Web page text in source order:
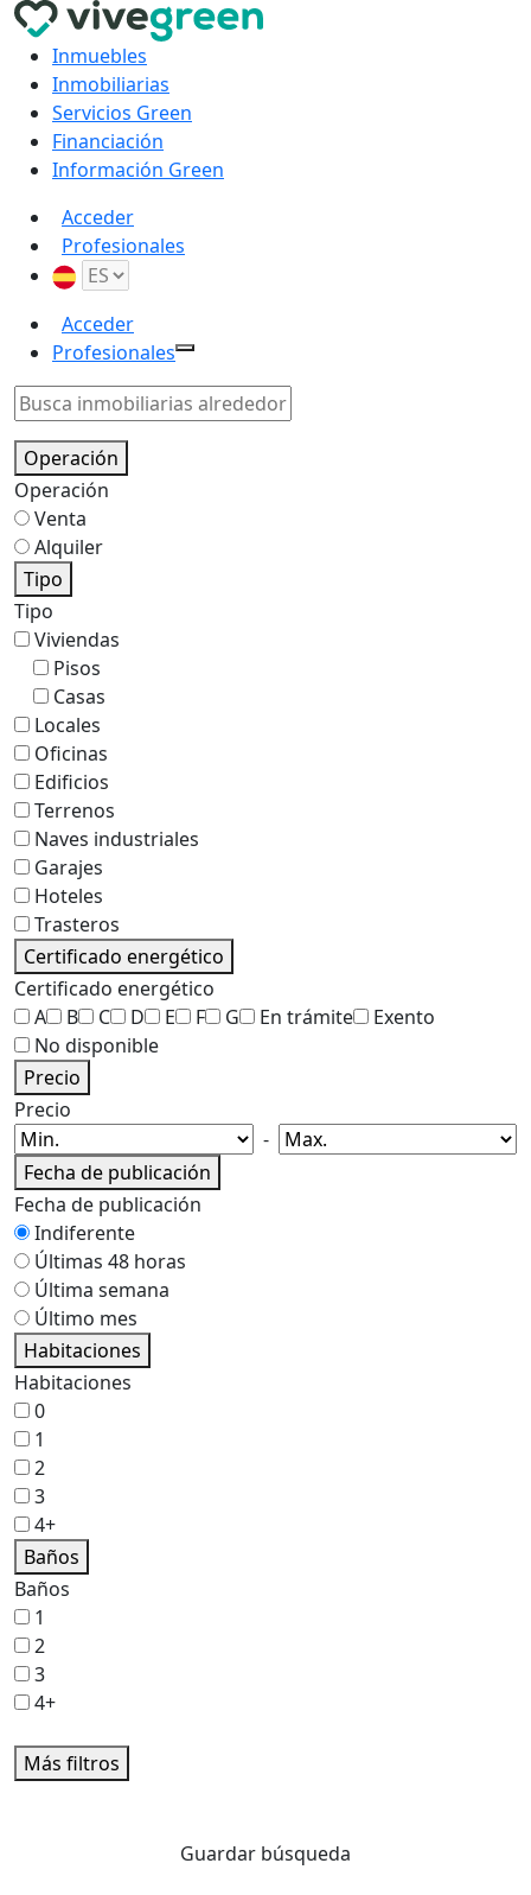
Inmuebles
Inmobiliarias
Servicios Green
Financiación
Información Green
Acceder
Profesionales
Acceder
Profesionales
Operación
Operación
Venta
Alquiler
Tipo
Tipo
Viviendas
Pisos
Casas
Locales
Oficinas
Edificios
Terrenos
Naves industriales
Garajes
Hoteles
Trasteros
Certificado energético
Certificado energético
A
B C D E F G En trámite
Exento
No disponible
Precio
Precio
-
Fecha de publicación
Fecha de publicación
Indiferente
Últimas 48 horas
Última semana
Último mes
Habitaciones
Habitaciones
0
1
2
3
4+
Baños
Baños
1
2
3
4+
Más filtros
Guardar búsqueda